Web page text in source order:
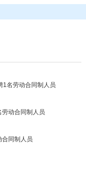
1名劳动合同制人员
动合同制人员
同制人员